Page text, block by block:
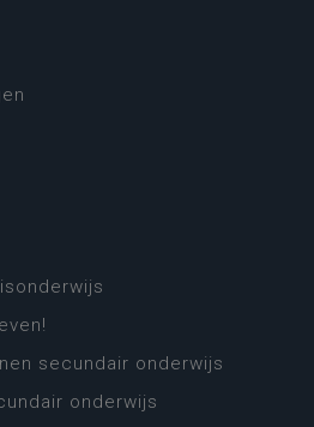
secundair onderwijs
onderwijs